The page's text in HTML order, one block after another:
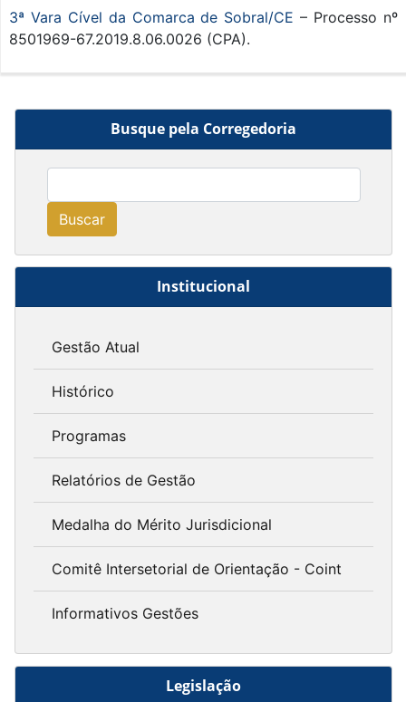
Busque pela Corregedoria
Buscar
Institucional
Gestão Atual
Histórico
Programas
Relatórios de Gestão
Medalha do Mérito Jurisdicional
Comitê Intersetorial de Orientação - Coint
Informativos Gestões
Legislação
3ª Vara Cível da Comarca de Sobral/CE – Processo nº
8501969-67.2019.8.06.0026 (CPA).